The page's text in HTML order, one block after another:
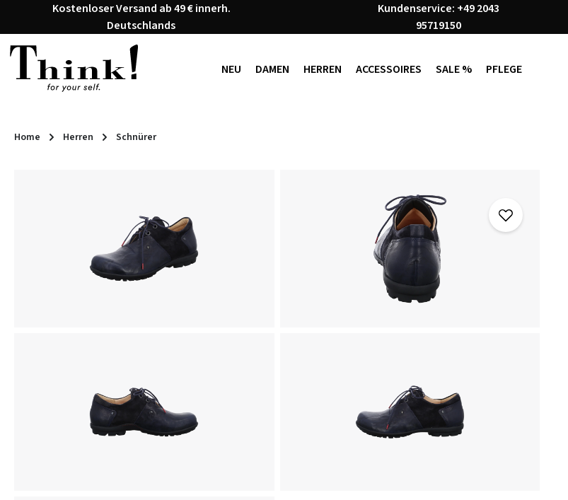
Hauptinhalt springen
Zur Suche springen
Zur Hauptnavigation springen
Kostenloser Versand ab 49 € innerh.
Deutschlands
Kundenservice: +49 2043
95719150
NEU DAMEN HERREN ACCESSOIRES SALE % PFLEGE
Home Herren Schnürer